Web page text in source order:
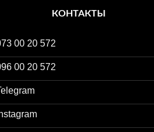
КОНТАКТЫ
00 20 572
00 20 572